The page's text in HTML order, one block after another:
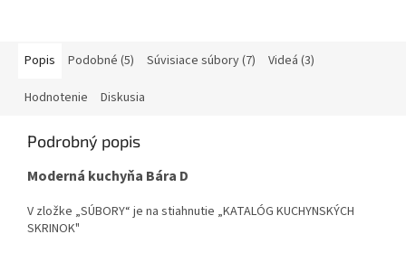
Popis Podobné (5) Súvisiace súbory (7) Videá (3)
Hodnotenie Diskusia
Podrobný popis
Moderná kuchyňa Bára D
V zložke „SÚBORY“ je na stiahnutie „KATALÓG KUCHYNSKÝCH
SKRINOK"